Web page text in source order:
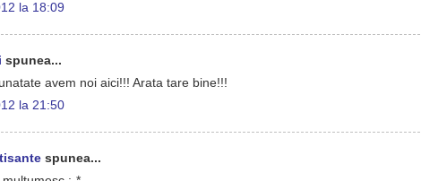
la 18:09
spunea...
avem noi aici!!! Arata tare bine!!!
la 21:50
spunea...